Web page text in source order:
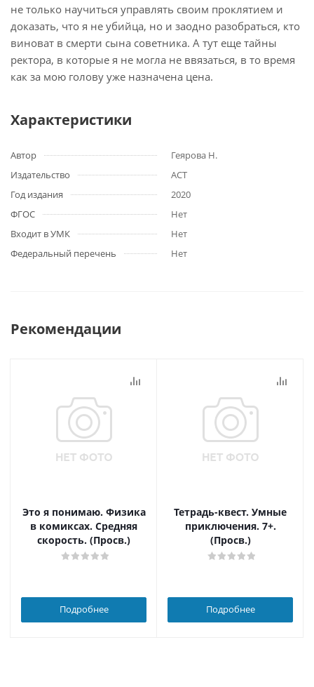
не только научиться управлять своим проклятием и
доказать, что я не убийца, но и заодно разобраться, кто
виноват в смерти сына советника. А тут еще тайны
ректора, в которые я не могла не ввязаться, в то время
как за мою голову уже назначена цена.
Характеристики
Автор
Геярова Н.
Издательство
АСТ
Год издания
2020
ФГОС
Нет
Входит в УМК
Нет
Федеральный перечень
Нет
Рекомендации
Это я понимаю. Физика
в комиксах. Средняя
скорость. (Просв.)
Подробнее
Тетрадь-квест. Умные
приключения. 7+.
(Просв.)
Подробнее